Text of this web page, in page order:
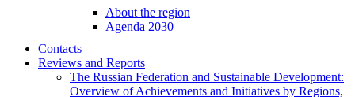
About the region
Agenda 2030
Contacts
Reviews and Reports
The Russian Federation and Sustainable Development:
Overview of Achievements and Initiatives by Regions,